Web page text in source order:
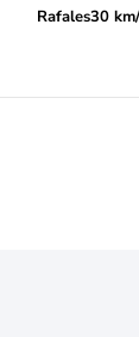
Rafales30